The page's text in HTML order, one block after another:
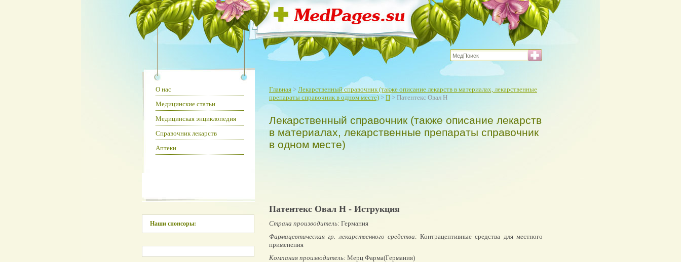
Главная > Лекарственный справочник (также описание лекарств в материалах, лекарственные
препараты справочник в одном месте) > П > Патентекс Овал Н
Лекарственный справочник (также описание лекарств
в материалах, лекарственные препараты справочник
в одном месте)
Патентекс Овал Н - Иструкция
Страна производитель: Германия
Фармацевтическая гр. лекарственного средства:Контрацептивные средства для местного
применения
Компания производитель: Мерц Фарма(Германия)
О нас
Медицинские статьи
Медицинская энциклопедия
Справочник лекарств
Аптеки
Наши спонсоры: